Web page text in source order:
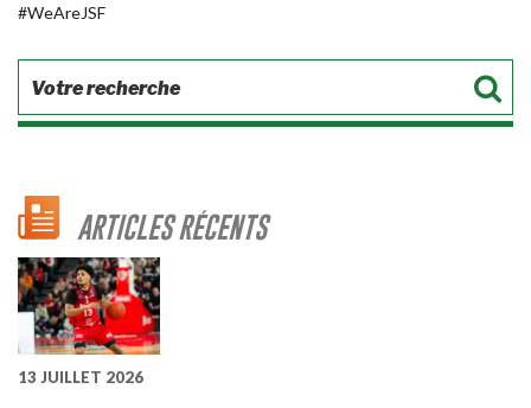
#WeAreJSF
ARTICLES RÉCENTS
13 JUILLET 2026